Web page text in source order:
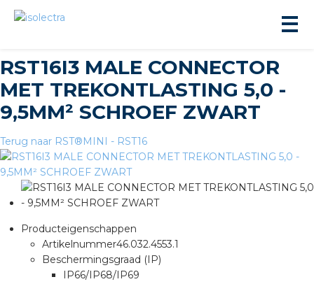
RST16I3 MALE CONNECTOR
MET TREKONTLASTING 5,0 -
9,5MM² SCHROEF ZWART
Terug naar RST®MINI - RST16
Producteigenschappen
Artikelnummer46.032.4553.1
Beschermingsgraad (IP)
IP66/IP68/IP69